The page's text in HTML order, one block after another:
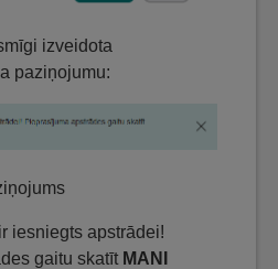
izveidota
paziņojumu:
iesniegts apstrādei!
gaitu skatīt MANI